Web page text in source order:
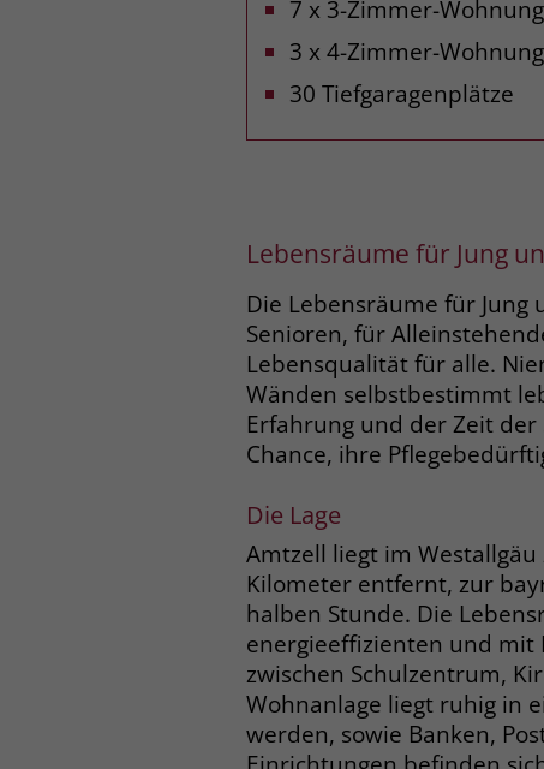
7 x 3-Zimmer-Wohnung
3 x 4-Zimmer-Wohnung
30 Tiefgaragenplätze
Lebensräume für Jung
Die Lebensräume für
Senioren, für
Lebensqualität für alle.
Wänden selbstbestimmt
Erfahrung und der Zeit
Chance, ihre
Die Lage
Amtzell liegt im
Kilometer entfernt, zur
halben Stunde. Die
energieeffizienten und mit
zwischen Schulzentrum,
Wohnanlage liegt ruhig in
werden, sowie Banken,